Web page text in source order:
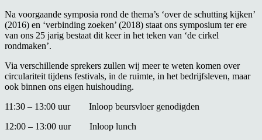
Na voorgaande symposia rond de thema’s ‘over de schutting kijken’
(2016) en ‘verbinding zoeken’ (2018) staat ons symposium ter ere
van ons 25 jarig bestaat dit keer in het teken van ‘de cirkel
rondmaken’.
Via verschillende sprekers zullen wij meer te weten komen over
circulariteit tijdens festivals, in de ruimte, in het bedrijfsleven, maar
ook binnen ons eigen huishouding.
11:30 – 13:00 uur Inloop beursvloer genodigden
12:00 – 13:00 uur Inloop lunch